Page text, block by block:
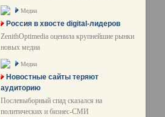
Медиа
Россия в хвосте digital-лидеров
ZenithOptimedia оценила крупнейшие рынки
новых медиа
Медиа
Новостные сайты теряют
аудиторию
Послевыборный спад сказался на
политических и бизнес-СМИ